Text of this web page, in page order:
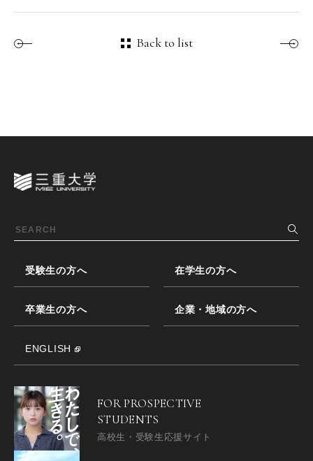
Back to list
受験生の方へ 在学生の方へ
卒業生の方へ 企業・地域の方へ
ENGLISH
FOR PROSPECTIVE
STUDENTS
高校生・受験生応援サイト